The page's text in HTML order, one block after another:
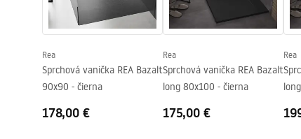
Súčasťou je sifón
Áno
Záruka
24
Rea
Sprchová vanička REA Bazalt
90x90 - čierna
178,00 €
Rea
Sprchová vanička REA Bazalt
long 80x100 - čierna
175,00 €
Rea